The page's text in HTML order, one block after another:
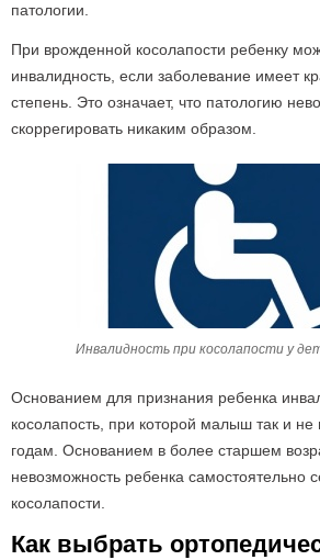
патологии.
При врожденной косолапости ребенку
инвалидность, если заболевание имеет
степень. Это означает, что патологию
скоррегировать никаким образом.
Инвалидность при косолапости у
Основанием для признания ребенка
косолапость, при которой малыш так и не
годам. Основанием в более старшем
невозможность ребенка самостоятельно
косолапости.
Как выбрать